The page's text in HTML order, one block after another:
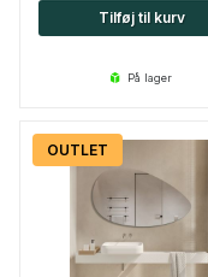
Tilføj til kurv
på lager
OUTLET